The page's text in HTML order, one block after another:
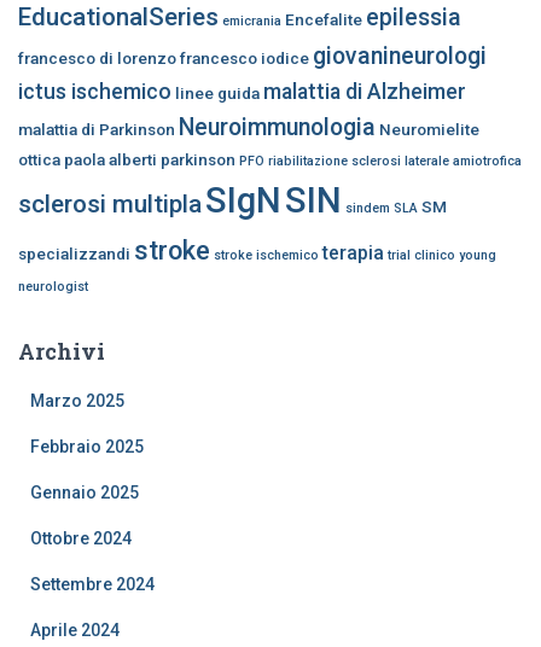
EducationalSeries emicrania Encefalite epilessia
francesco di lorenzofrancesco iodice giovanineurologi
ictus ischemico linee guida malattia di Alzheimer
malattia di Parkinson Neuroimmunologia Neuromielite
ottica paola alberti parkinson PFO riabilitazione sclerosi laterale amiotrofica
sclerosi multiplaSIgNSIN sindem SLA SM
specializzandi stroke stroke ischemico terapia trial clinico young
neurologist
Archivi
Marzo 2025
Febbraio 2025
Gennaio 2025
Ottobre 2024
Settembre 2024
Aprile 2024